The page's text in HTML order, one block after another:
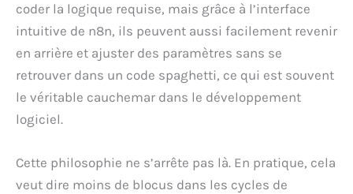
coder la logique requise, mais grâce à l’interface
intuitive de n8n, ils peuvent aussi facilement revenir
en arrière et ajuster des paramètres sans se
retrouver dans un code spaghetti, ce qui est souvent
le véritable cauchemar dans le développement
logiciel.
Cette philosophie ne s’arrête pas là. En pratique, cela
veut dire moins de blocus dans les cycles de